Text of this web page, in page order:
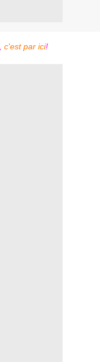
c'est par ici!